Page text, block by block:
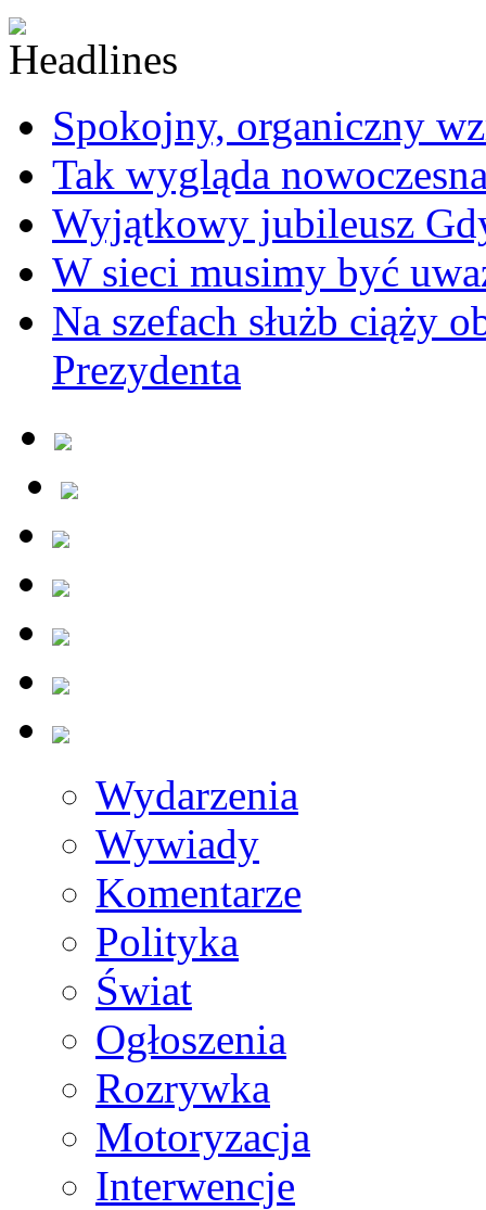
Spokojny, organiczny
Tak wygląda
Wyjątkowy jubileusz
W sieci musimy być
Na szefach służb ciąży
Prezydenta
Wydarzenia
Wywiady
Komentarze
Polityka
Świat
Ogłoszenia
Rozrywka
Motoryzacja
Interwencje